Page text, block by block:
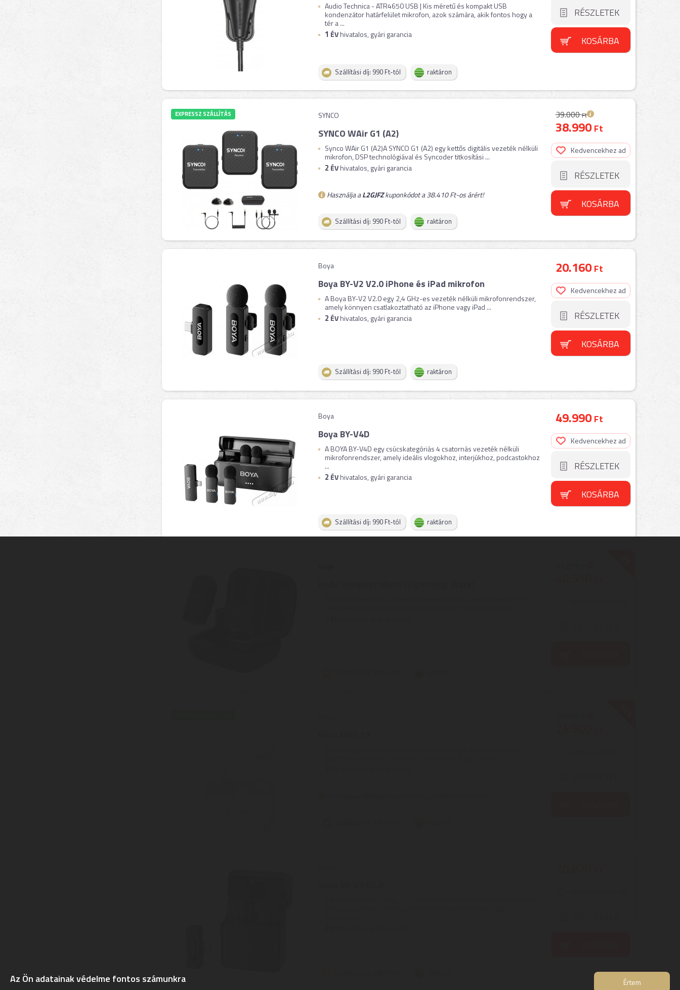
Audio Technica - ATR4650 USB | Kis méretű és kompakt USB
kondenzátor határfelület mikrofon, azok számára, akik fontos hogy a
tér a ...
1 ÉVhivatalos, gyári garancia
Szállítási díj: 990 Ft-tól raktáron
RÉSZLETEK
KOSÁRBA
EXPRESSZ SZÁLLÍTÁS SYNCO
SYNCO WAir G1 (A2)
Synco WAir G1 (A2)A SYNCO G1 (A2) egy kettős digitális vezeték nélküli
mikrofon, DSP technológiával és Syncoder titkosítási ...
2 ÉVhivatalos, gyári garancia
Használja aL2GJFZkuponkódot a 38.410 Ft-os árért!
Szállítási díj: 990 Ft-tól raktáron
39.000Ft
38.990Ft
Kedvencekhez ad
RÉSZLETEK
KOSÁRBA
Boya
Boya BY-V2 V2.0 iPhone és iPad mikrofon
A Boya BY-V2 V2.0 egy 2,4 GHz-es vezeték nélküli mikrofonrendszer,
amely könnyen csatlakoztatható az iPhone vagy iPad ...
2 ÉVhivatalos, gyári garancia
Szállítási díj: 990 Ft-tól raktáron
20.160Ft
Kedvencekhez ad
RÉSZLETEK
KOSÁRBA
Boya
Boya BY-V4D
A BOYA BY-V4D egy csúcskategóriás 4 csatornás vezeték nélküli
mikrofonrendszer, amely ideális vlogokhoz, interjúkhoz, podcastokhoz
...
2 ÉVhivatalos, gyári garancia
Szállítási díj: 990 Ft-tól raktáron
49.990Ft
Kedvencekhez ad
RÉSZLETEK
KOSÁRBA
Az Ön adatainak védelme fontos számunkra Értem